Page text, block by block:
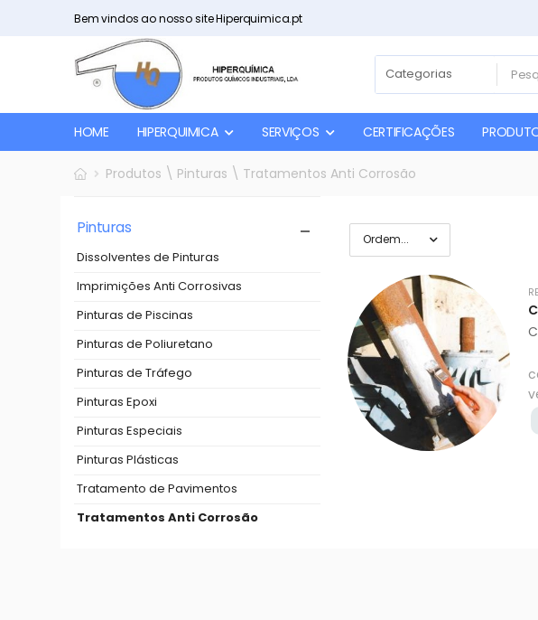
Bem vindos ao nosso site Hiperquimica.pt
HOME HIPERQUIMICA SERVIÇOS CERTIFICAÇÕES
Produtos \ Pinturas \ Tratamentos Anti Corrosão
Pinturas
Dissolventes de Pinturas
Imprimições Anti Corrosivas
Pinturas de Piscinas
Pinturas de Poliuretano
Pinturas de Tráfego
Pinturas Epoxi
Pinturas Especiais
Pinturas Plásticas
Tratamento de Pavimentos
Tratamentos Anti Corrosão